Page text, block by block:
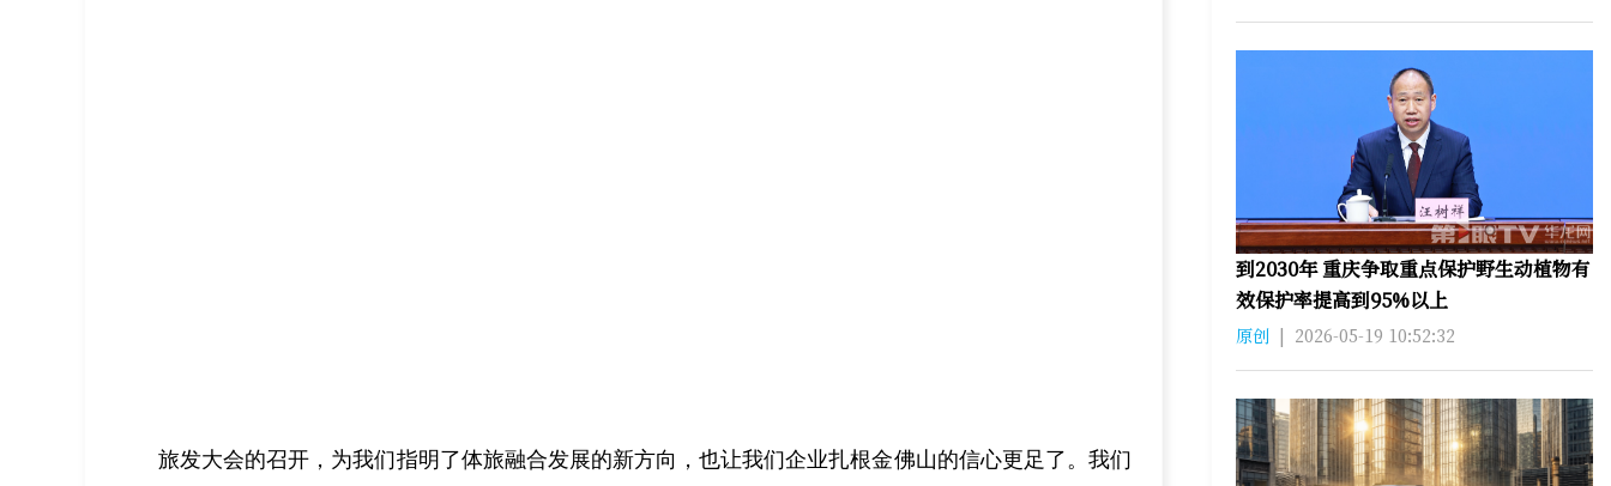
旅发大会的召开，为我们指明了体旅融合发展的新方向，也让我们企业扎根金佛山的信心更足了。我们
到2030年 重庆争取重点保护野生动植物有
效保护率提高到95%以上
原创 | 2026-05-19 10:52:32